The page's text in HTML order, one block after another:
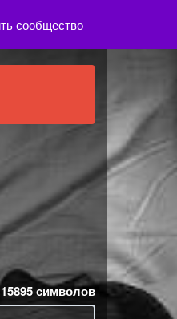
сообщество
15895символов